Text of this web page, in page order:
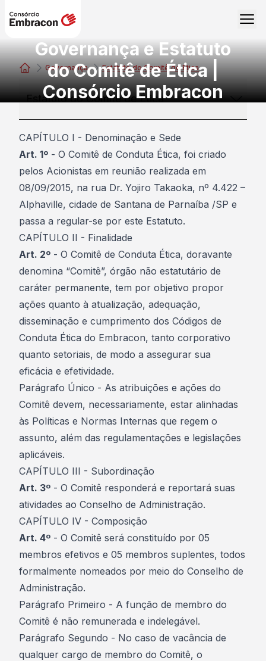
Governança e Estatuto
do Comitê de Ética |
Consórcio Embracon
Consórcio Embracon
Governança Estatuto do Comitê de Ética
Estatuto do Comitê de Ética
CAPÍTULO I - Denominação e Sede
Art. 1º - O Comitê de Conduta Ética, foi criado
pelos Acionistas em reunião realizada em
08/09/2015, na rua Dr. Yojiro Takaoka, nº 4.422 –
Alphaville, cidade de Santana de Parnaíba /SP e
passa a regular-se por este Estatuto.
CAPÍTULO II - Finalidade
Art. 2º - O Comitê de Conduta Ética, doravante
denomina “Comitê”, órgão não estatutário de
caráter permanente, tem por objetivo propor
ações quanto à atualização, adequação,
disseminação e cumprimento dos Códigos de
Conduta Ética do Embracon, tanto corporativo
quanto setoriais, de modo a assegurar sua
eficácia e efetividade.
Parágrafo Único - As atribuições e ações do
Comitê devem, necessariamente, estar alinhadas
às Políticas e Normas Internas que regem o
assunto, além das regulamentações e legislações
aplicáveis.
CAPÍTULO III - Subordinação
Art. 3º - O Comitê responderá e reportará suas
atividades ao Conselho de Administração.
CAPÍTULO IV - Composição
Art. 4º - O Comitê será constituído por 05
membros efetivos e 05 membros suplentes, todos
formalmente nomeados por meio do Conselho de
Administração.
Parágrafo Primeiro - A função de membro do
Comitê é não remunerada e indelegável.
Parágrafo Segundo - No caso de vacância de
qualquer cargo de membro do Comitê, o